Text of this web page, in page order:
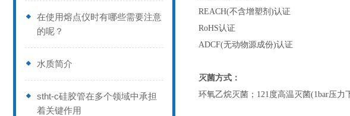
在使用熔点仪时有哪些需要注意
的呢？
水质简介
stht-c硅胶管在多个领域中承担
着关键作用
REACH(不含增塑剂)认证
RoHS认证
ADCF(无动物源成份)认证
灭菌方式：
环氧乙烷灭菌；121度高温灭菌(1bar压力